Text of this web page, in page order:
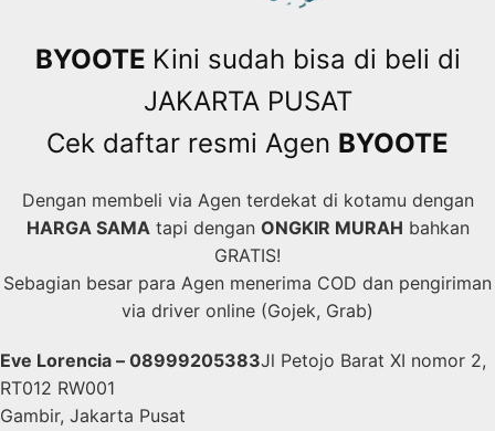
BYOOTE Kini sudah bisa di beli di
JAKARTA PUSAT
Cek daftar resmi Agen BYOOTE
Dengan membeli via Agen terdekat di kotamu dengan
HARGA SAMA tapi dengan ONGKIR MURAH bahkan
GRATIS!
Sebagian besar para Agen menerima COD dan pengiriman
via driver online (Gojek, Grab)
Eve Lorencia – 08999205383Jl Petojo Barat XI nomor 2,
RT012 RW001
Gambir, Jakarta Pusat